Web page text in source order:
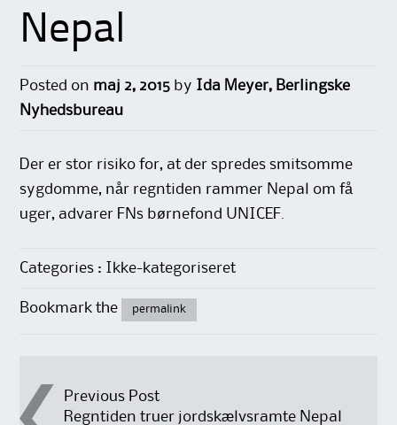
Nepal
Posted on maj 2, 2015 by Ida Meyer, Berlingske
Nyhedsbureau
Der er stor risiko for, at der spredes smitsomme
sygdomme, når regntiden rammer Nepal om få
uger, advarer FNs børnefond UNICEF.
Categories : Ikke-kategoriseret
Bookmark the permalink
PostPrevious Post
Regntiden truer jordskælvsramte Nepal